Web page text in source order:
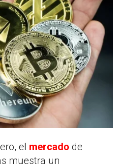
el mercado de
muestra un